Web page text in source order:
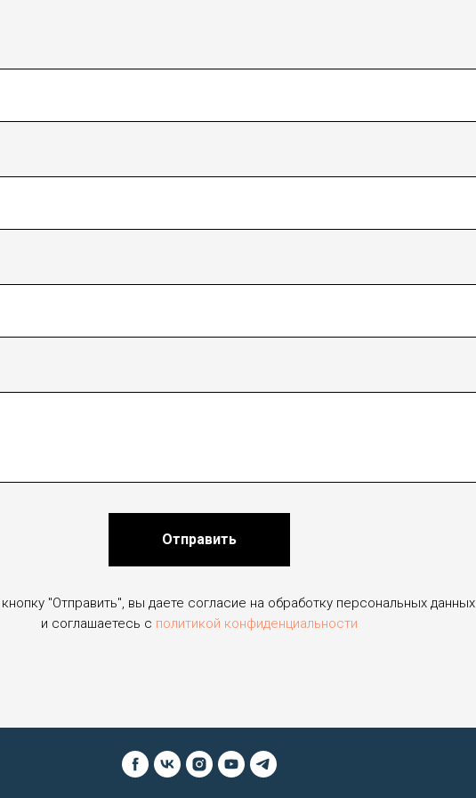
Отправить
"Отправить", вы даете согласие на обработку персональных данных
и соглашаетесь c политикой конфиденциальности